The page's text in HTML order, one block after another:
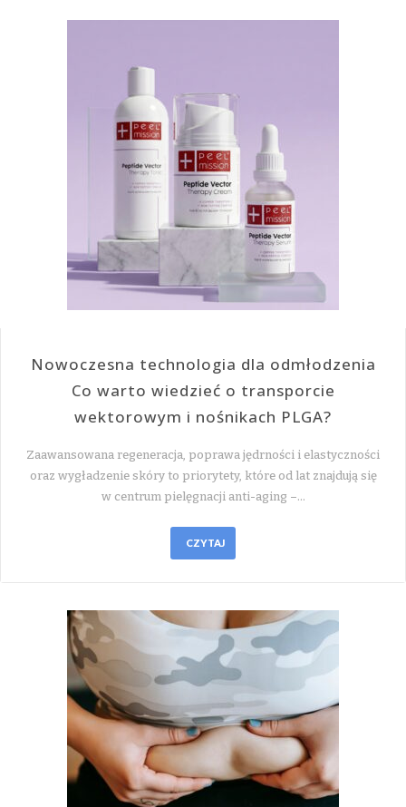
Nowoczesna technologia dla odmłodzenia
Co warto wiedzieć o transporcie
wektorowym i nośnikach PLGA?
Zaawansowana regeneracja, poprawa jędrności i elastyczności
oraz wygładzenie skóry to priorytety, które od lat znajdują się
w centrum pielęgnacji anti-aging –…
CZYTAJ